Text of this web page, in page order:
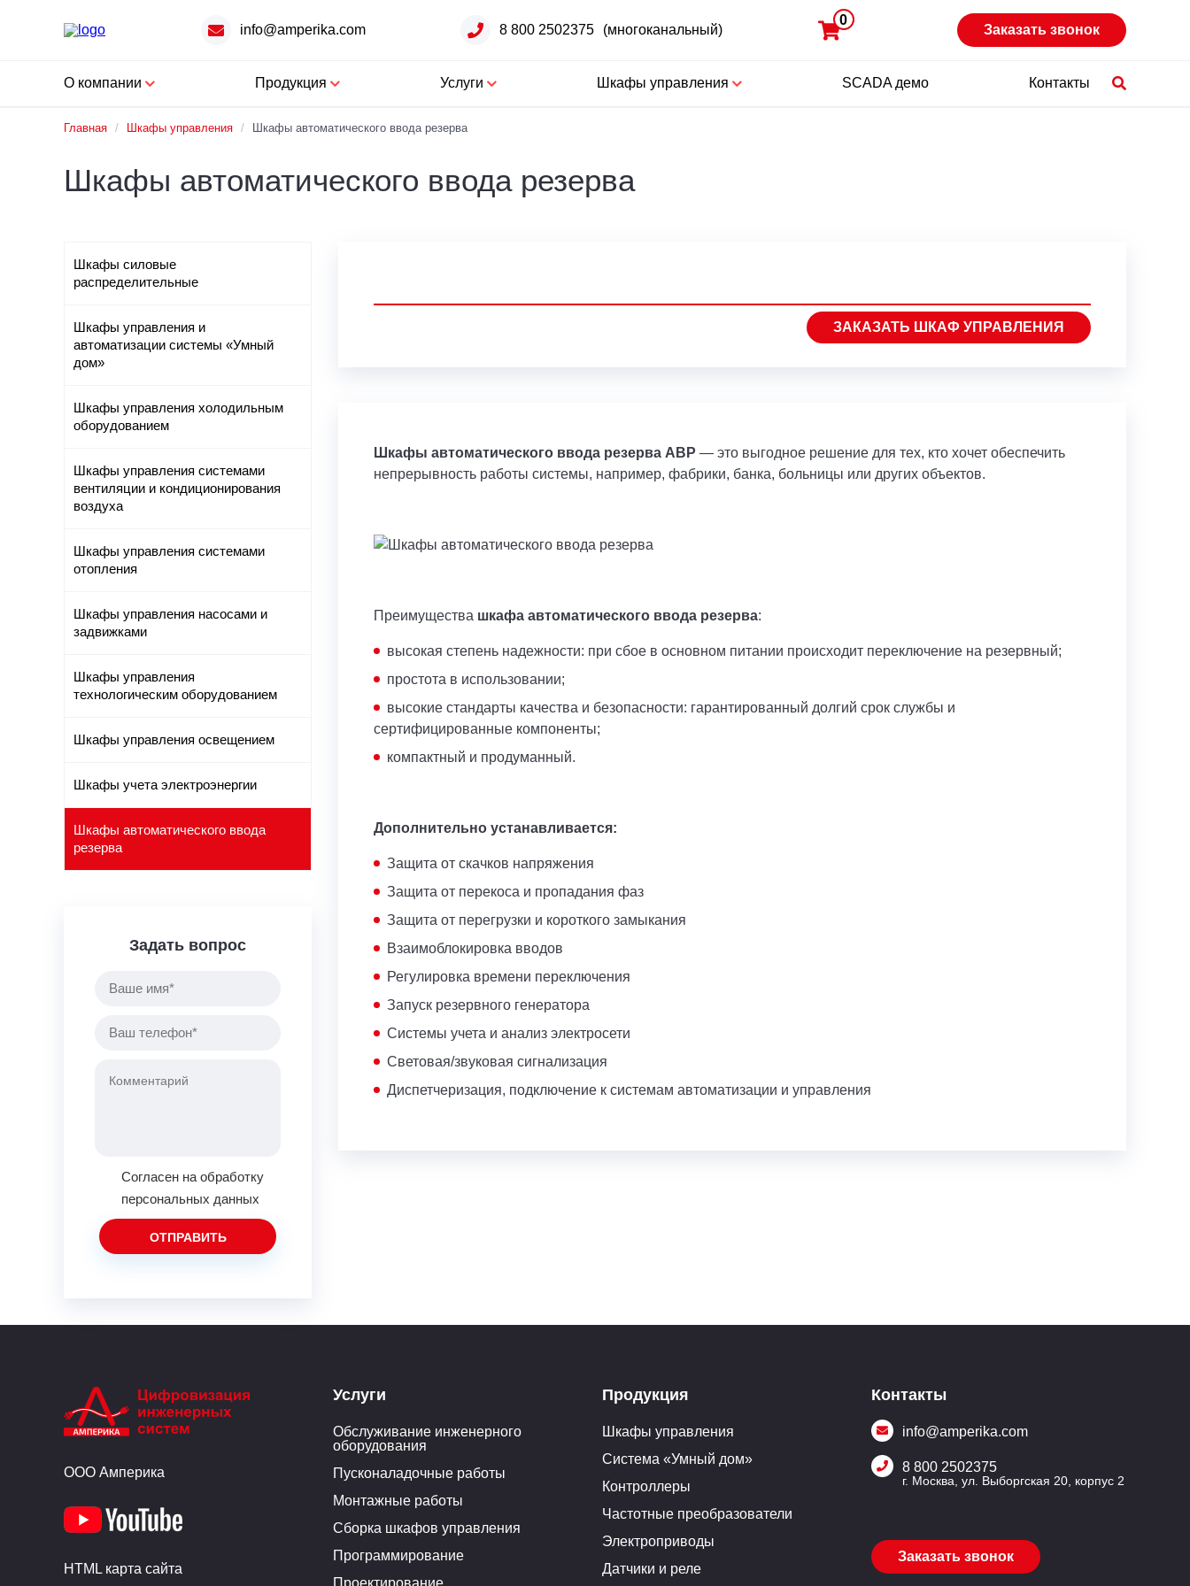
info@amperika.com 8 800 2502375 (многоканальный)
0
Заказать звонок
О компании Продукция Услуги Шкафы управления SCADA демо Контакты
Главная / Шкафы управления / Шкафы автоматического ввода резерва
Шкафы автоматического ввода резерва
Шкафы силовые
распределительные
Шкафы управления и
автоматизации системы «Умный
дом»
Шкафы управления холодильным
оборудованием
Шкафы управления системами
вентиляции и кондиционирования
воздуха
Шкафы управления системами
отопления
Шкафы управления насосами и
задвижками
Шкафы управления
технологическим оборудованием
Шкафы управления освещением
Шкафы учета электроэнергии
Шкафы автоматического ввода
резерва
Задать вопрос
Согласен на обработку
персональных данных
ЗАКАЗАТЬ ШКАФ УПРАВЛЕНИЯ
Шкафы автоматического ввода резерва АВР — это выгодное решение для тех, кто хочет обеспечить
непрерывность работы системы, например, фабрики, банка, больницы или других объектов.
Преимущества шкафа автоматического ввода резерва:
высокая степень надежности: при сбое в основном питании происходит переключение на резервный;
простота в использовании;
высокие стандарты качества и безопасности: гарантированный долгий срок службы и
сертифицированные компоненты;
компактный и продуманный.
Дополнительно устанавливается:
Защита от скачков напряжения
Защита от перекоса и пропадания фаз
Защита от перегрузки и короткого замыкания
Взаимоблокировка вводов
Регулировка времени переключения
Запуск резервного генератора
Системы учета и анализ электросети
Световая/звуковая сигнализация
Диспетчеризация, подключение к системам автоматизации и управления
ООО Амперика
HTML карта сайта
Услуги
Обслуживание инженерного
оборудования
Пусконаладочные работы
Монтажные работы
Сборка шкафов управления
Программирование
Проектирование
Продукция
Шкафы управления
Система «Умный дом»
Контроллеры
Частотные преобразователи
Электроприводы
Датчики и реле
Контакты
info@amperika.com
8 800 2502375
г. Москва, ул. Выборгская 20, корпус 2
Заказать звонок